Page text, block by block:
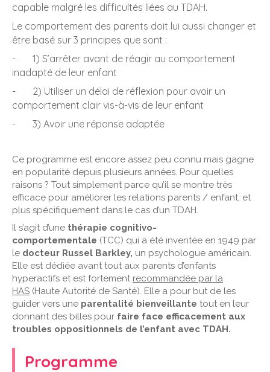
capable malgré les difficultés liées au TDAH.
Le comportement des parents doit lui aussi changer et
être basé sur 3 principes que sont :
- 1) S’arrêter avant de réagir au comportement
inadapté de leur enfant
- 2) Utiliser un délai de réflexion pour avoir un
comportement clair vis-à-vis de leur enfant
- 3) Avoir une réponse adaptée
Ce programme est encore assez peu connu mais gagne
en popularité depuis plusieurs années. Pour quelles
raisons ? Tout simplement parce qu’il se montre très
efficace pour améliorer les relations parents / enfant, et
plus spécifiquement dans le cas d’un TDAH.
Il s’agit d’une thérapie cognitivo-
comportementale (TCC) qui a été inventée en 1949 par
le docteur Russel Barkley, un psychologue américain.
Elle est dédiée avant tout aux parents d’enfants
hyperactifs et est fortement recommandée par la
HAS (Haute Autorité de Santé). Elle a pour but de les
guider vers une parentalité bienveillante tout en leur
donnant des billes pour faire face efficacement aux
troubles oppositionnels de l’enfant avec TDAH.
Programme